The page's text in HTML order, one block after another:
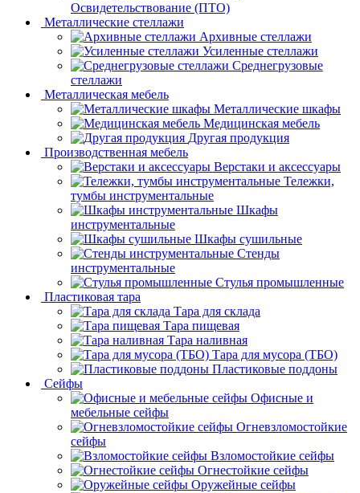
Освидетельствование (ПТО)
Металлические стеллажи
Архивные стеллажи
Усиленные стеллажи
Среднегрузовые
стеллажи
Металлическая мебель
Металлические шкафы
Медицинская мебель
Другая продукция
Производственная мебель
Верстаки и аксессуары
Тележки,
тумбы инструментальные
Шкафы
инструментальные
Шкафы сушильные
Стенды
инструментальные
Cтулья промышленные
Пластиковая тара
Тара для склада
Тара пищевая
Тара наливная
Тара для мусора (ТБО)
Пластиковые поддоны
Сейфы
Офисные и
мебельные сейфы
Огневзломостойкие
сейфы
Взломостойкие сейфы
Огнестойкие сейфы
Оружейные сейфы